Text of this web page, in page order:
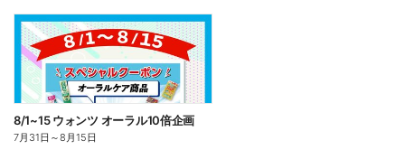
8/1~15 ウォンツ オーラル10倍企画
7月31日 ～8月15日